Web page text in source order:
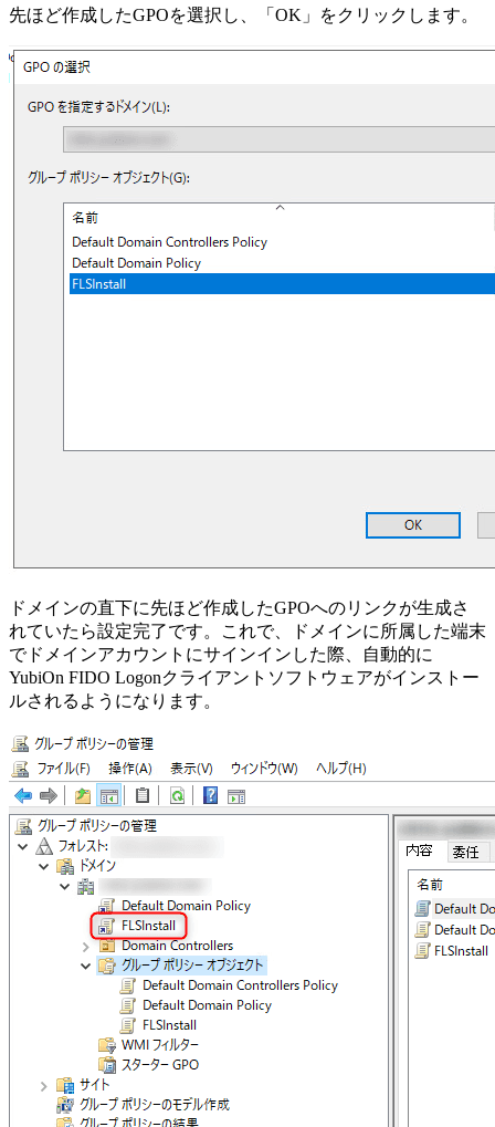
先ほど作成したGPOを選択し、「OK」をクリックします。
ドメインの直下に先ほど作成したGPOへのリンクが生成さ
れていたら設定完了です。これで、ドメインに所属した端末
でドメインアカウントにサインインした際、自動的に
YubiOn FIDO Logonクライアントソフトウェアがインストー
ルされるようになります。